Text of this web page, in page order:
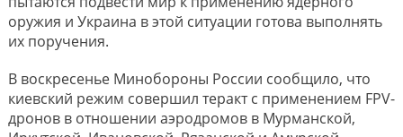
оружия и Украина в этой ситуации готова выполнять
их поручения.
В воскресенье Минобороны России сообщило, что
киевский режим совершил теракт с применением FPV-
дронов в отношении аэродромов в Мурманской,